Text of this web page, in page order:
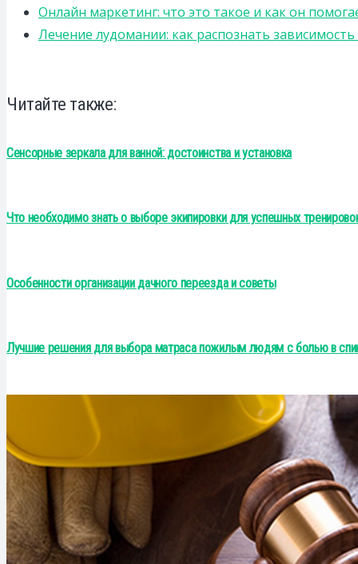
Онлайн маркетинг: что это такое и как он
Лечение лудомании: как распознать
Читайте также:
Сенсорные зеркала для ванной: достоинства и установка
Что необходимо знать о выборе экипировки для успешных
Особенности организации дачного переезда и советы
Лучшие решения для выбора матраса пожилым людям с болью в